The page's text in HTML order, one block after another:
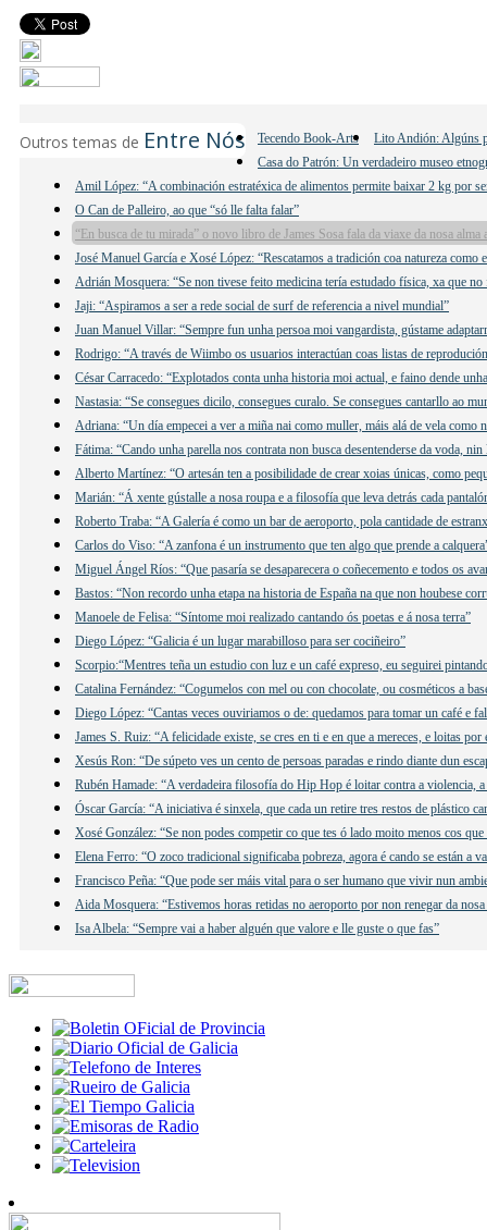
Outros temas de Entre Nós Tecendo Book-Arts
Lito Andión: Algúns
Casa do Patrón: Un verdadeiro museo
Amil López: “A combinación estratéxica de alimentos permite baixar 2 kg por
O Can de Palleiro, ao que “só lle falta falar”
“En busca de tu mirada” o novo libro de James Sosa fala da viaxe da nosa alma
José Manuel García e Xosé López: “Rescatamos a tradición coa natureza como
Adrián Mosquera: “Se non tivese feito medicina tería estudado física, xa que
Jaji: “Aspiramos a ser a rede social de surf de referencia a nivel mundial”
Juan Manuel Villar: “Sempre fun unha persoa moi vangardista, gústame
Rodrigo: “A través de Wiimbo os usuarios interactúan coas listas de
César Carracedo: “Explotados conta unha historia moi actual, e faino dende
Nastasia: “Se consegues dicilo, consegues curalo. Se consegues cantarllo ao
Adriana: “Un día empecei a ver a miña nai como muller, máis alá de vela como
Fátima: “Cando unha parella nos contrata non busca desentenderse da voda,
Alberto Martínez: “O artesán ten a posibilidade de crear xoias únicas, como
Marián: “Á xente gústalle a nosa roupa e a filosofía que leva detrás cada
Roberto Traba: “A Galería é como un bar de aeroporto, pola cantidade de
Carlos do Viso: “A zanfona é un instrumento que ten algo que prende a
Miguel Ángel Ríos: “Que pasaría se desaparecera o coñecemento e todos os
Bastos: “Non recordo unha etapa na historia de España na que non houbese
Manoele de Felisa: “Síntome moi realizado cantando ós poetas e á nosa terra”
Diego López: “Galicia é un lugar marabilloso para ser cociñeiro”
Scorpio:“Mentres teña un estudio con luz e un café expreso, eu seguirei
Catalina Fernández: “Cogumelos con mel ou con chocolate, ou cosméticos a
Diego López: “Cantas veces ouviriamos o de: quedamos para tomar un café e
James S. Ruiz: “A felicidade existe, se cres en ti e en que a mereces, e loitas por
Xesús Ron: “De súpeto ves un cento de persoas paradas e rindo diante dun
Rubén Hamade: “A verdadeira filosofía do Hip Hop é loitar contra a violencia,
Óscar García: “A iniciativa é sinxela, que cada un retire tres restos de plástico
Xosé González: “Se non podes competir co que tes ó lado moito menos cos que
Elena Ferro: “O zoco tradicional significaba pobreza, agora é cando se están a
Francisco Peña: “Que pode ser máis vital para o ser humano que vivir nun
Aida Mosquera: “Estivemos horas retidas no aeroporto por non renegar da
Isa Albela: “Sempre vai a haber alguén que valore e lle guste o que fas”